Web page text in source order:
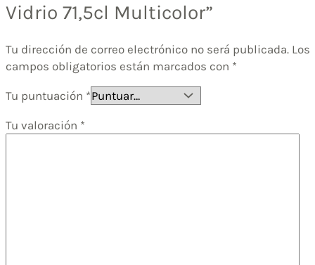
Vidrio 71,5cl Multicolor”
Tu dirección de correo electrónico no será publicada. Los
campos obligatorios están marcados con *
Tu puntuación *
Tu valoración *